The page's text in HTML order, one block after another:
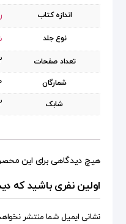
اندازه کتاب
نوع جلد
تعداد صفحات
شمارگان
شابک
هیچ دیدگاهی برای این
اولین نفری باشید که
نشانی ایمیل شما منتشر